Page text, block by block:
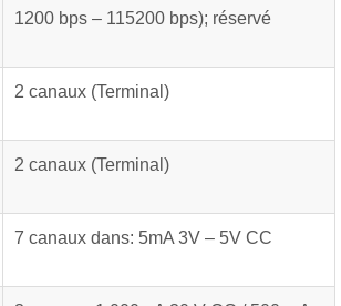
1200 bps – 115200 bps); réservé
2 canaux (Terminal)
2 canaux (Terminal)
7 canaux dans: 5mA 3V – 5V CC